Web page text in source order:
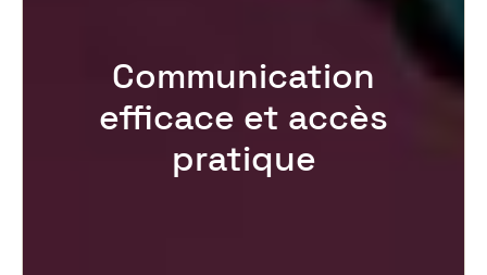
Communication
efficace et accès
pratique